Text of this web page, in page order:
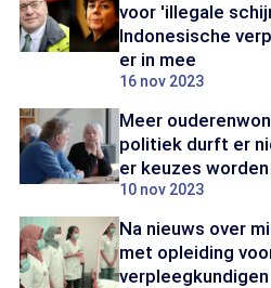
voor 'illegale
Indonesische
er in mee
16 nov 2023
Meer
politiek durft er
er keuzes
10 nov 2023
Na nieuws over
met opleiding
verpleegkundigen